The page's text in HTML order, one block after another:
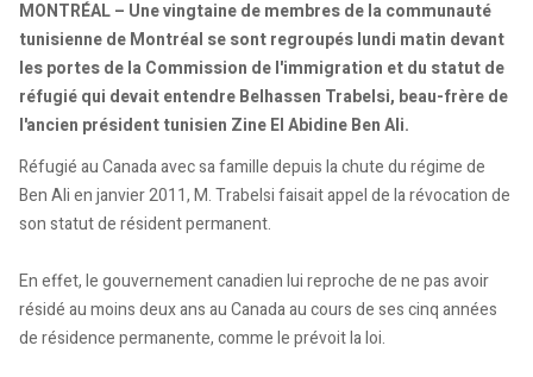
MONTRÉAL – Une vingtaine de membres de la communauté
tunisienne de Montréal se sont regroupés lundi matin devant
les portes de la Commission de l'immigration et du statut de
réfugié qui devait entendre Belhassen Trabelsi, beau-frère de
l'ancien président tunisien Zine El Abidine Ben Ali.
Réfugié au Canada avec sa famille depuis la chute du régime de
Ben Ali en janvier 2011, M. Trabelsi faisait appel de la révocation de
son statut de résident permanent.
En effet, le gouvernement canadien lui reproche de ne pas avoir
résidé au moins deux ans au Canada au cours de ses cinq années
de résidence permanente, comme le prévoit la loi.